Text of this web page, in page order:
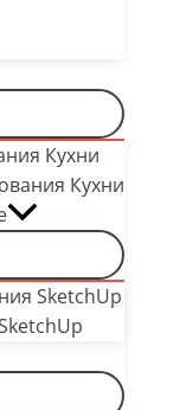
Кухни
Кухни
SketchUp